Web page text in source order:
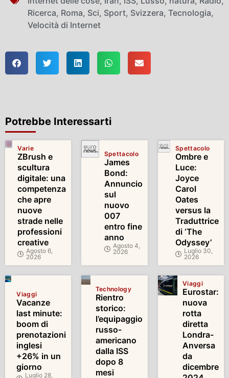
Ricerca, Roma, Sci, Sport, Svizzera, Tecnologia,
Velocità di Internet
Potrebbe Interessarti
Varie
ZBrush e
scultura
digitale: una
competenza
che apre
nuove
strade nelle
professioni
creative
Agosto 6,
2026
Spettacolo
James
Bond:
Annuncio
sul
nuovo
007
entro fine
anno
Agosto 4,
2026
Spettacolo
Ombre e
Luce:
Joyce
Carol
Oates
versus la
Traduttrice
di ‘The
Odyssey’
Luglio 30,
2026
Viaggi
Vacanze
last minute:
boom di
prenotazioni
inglesi
+26% in un
giorno
Luglio 28,
Technology
Rientro
storico:
l’equipaggio
russo-
americano
dalla ISS
dopo 8
mesi
Viaggi
Eurostar:
nuova
rotta
diretta
Londra-
Anversa
da
dicembre